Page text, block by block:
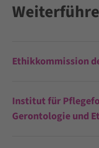
Ethikkommission
Institut für
Gerontologie und